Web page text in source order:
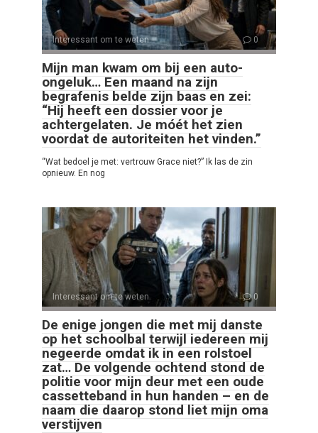
Interessant om te weten 0
Mijn man kwam om bij een auto-
ongeluk… Een maand na zijn
begrafenis belde zijn baas en zei:
“Hij heeft een dossier voor je
achtergelaten. Je móét het zien
voordat de autoriteiten het vinden.”
“Wat bedoel je met: vertrouw Grace niet?” Ik las de zin
opnieuw. En nog
Interessant om te weten 0
De enige jongen die met mij danste
op het schoolbal terwijl iedereen mij
negeerde omdat ik in een rolstoel
zat… De volgende ochtend stond de
politie voor mijn deur met een oude
cassetteband in hun handen – en de
naam die daarop stond liet mijn oma
verstijven